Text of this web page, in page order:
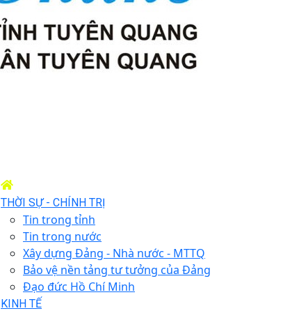
THỜI SỰ - CHÍNH TRỊ
Tin trong tỉnh
Tin trong nước
Xây dựng Đảng - Nhà nước - MTTQ
Bảo vệ nền tảng tư tưởng của Đảng
Đạo đức Hồ Chí Minh
KINH TẾ